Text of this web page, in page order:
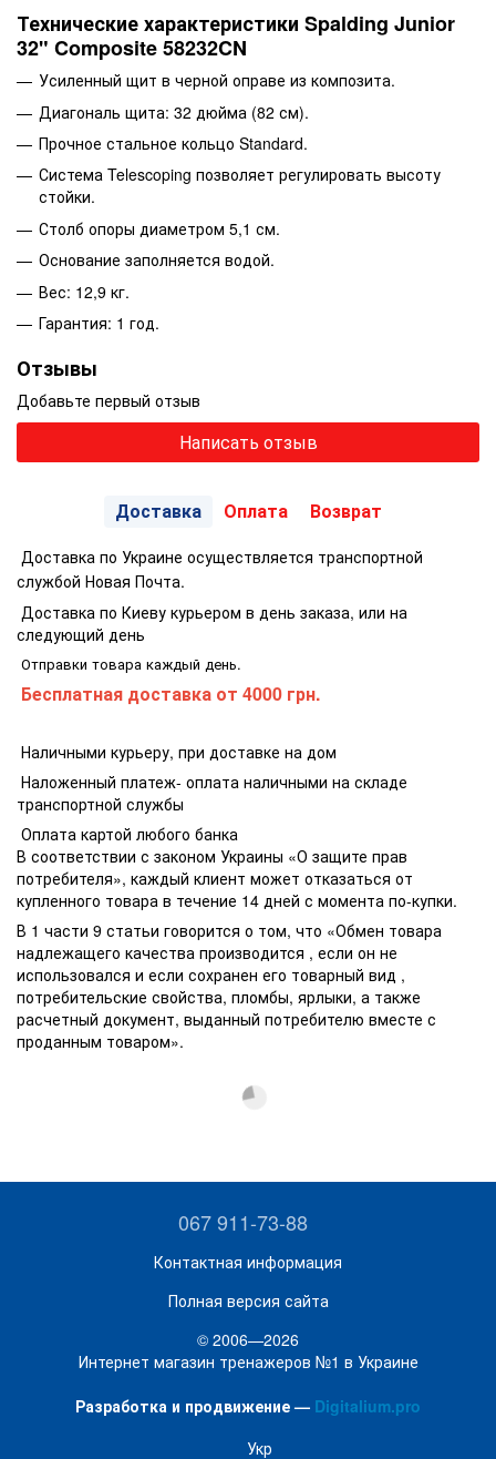
Технические характеристики Spalding Junior
32" Composite 58232CN
Усиленный щит в черной оправе из композита.
Диагональ щита: 32 дюйма (82 см).
Прочное стальное кольцо Standard.
Система Telescoping позволяет регулировать высоту
стойки.
Столб опоры диаметром 5,1 см.
Основание заполняется водой.
Вес: 12,9 кг.
Гарантия: 1 год.
Отзывы
Добавьте первый отзыв
Написать отзыв
Доставка Оплата Возврат
Доставка по Украине осуществляется транспортной
службой Новая Почта.
Доставка по Киеву курьером в день заказа, или на
следующий день
Отправки товара каждый день.
Бесплатная доставка от 4000 грн.
Наличными курьеру, при доставке на дом
Наложенный платеж- оплата наличными на складе
транспортной службы
Оплата картой любого банка
В соответствии с законом Украины «О защите прав
потребителя», каждый клиент может отказаться от
купленного товара в течение 14 дней с момента по-купки.
В 1 части 9 статьи говорится о том, что «Обмен товара
надлежащего качества производится , если он не
использовался и если сохранен его товарный вид ,
потребительские свойства, пломбы, ярлыки, а также
расчетный документ, выданный потребителю вместе с
проданным товаром».
067 911-73-88
Контактная информация
Полная версия сайта
© 2006—2026
Интернет магазин тренажеров №1 в Украине
Разработка и продвижение — Digitalium.pro
Укр